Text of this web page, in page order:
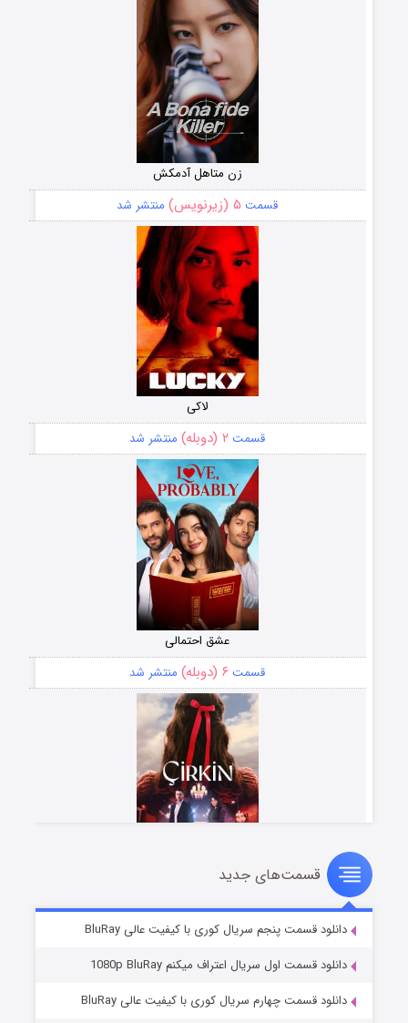
زن متاهل آدمکش
قسمت ۵ (زیرنویس) منتشر شد
لاکی
قسمت ۲ (دوبله) منتشر شد
عشق احتمالی
قسمت ۶ (دوبله) منتشر شد
سریال زشت
قسمت۵ (زیرنویس) منتشر شد
قسمت‌های جدید
دانلود قسمت پنجم سریال کوری با کیفیت عالی BluRay
دانلود قسمت اول سریال اعتراف میکنم 1080p BluRay
دانلود قسمت چهارم سریال کوری با کیفیت عالی BluRay